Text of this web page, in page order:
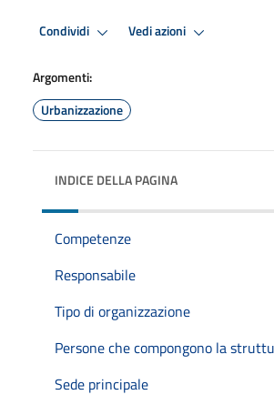
Condividi Vedi azioni
Argomenti:
Urbanizzazione
INDICE DELLA PAGINA
Competenze
Responsabile
Tipo di organizzazione
Persone che compongono la
Sede principale